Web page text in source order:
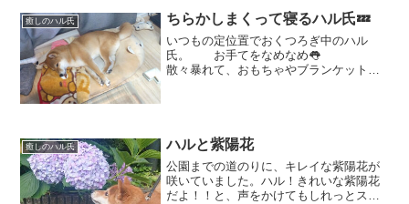
れには、飼い主も。「そう...
癒しのハル氏 ちらかしまくって寝るハル氏💤
いつもの定位置でおくつろぎ中のハル
氏。 お手てをなめなめ👅
散々暴れて、おもちゃやブランケットを
癒しのハル氏 ハルと紫陽花
公園までの道のりに、キレイな紫陽花が
咲いていました。ハル！きれいな紫陽花
だよ！！と、声をかけてもしれっとスル